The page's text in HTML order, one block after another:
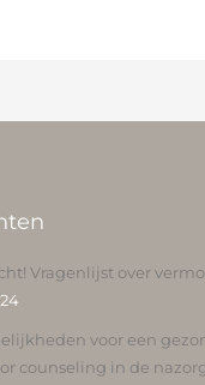
Vragenlijst over
voor een
counseling in de